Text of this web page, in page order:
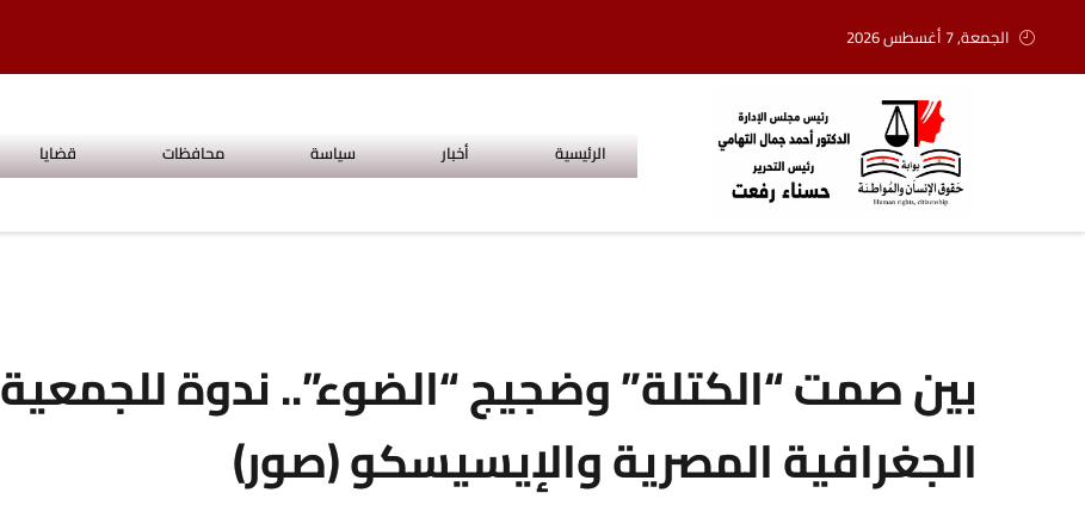
الجمعة, 7 أغسطس 2026
الرئيسية أخبار سياسة محافظات قضايا
بين صمت “الكتلة” وضجيج “الضوء”.. ندوة للجمعية
الجغرافية المصرية والإيسيسكو (صور)